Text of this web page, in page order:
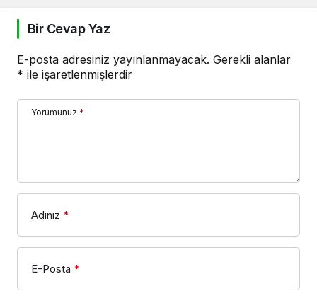
Bir Cevap Yaz
E-posta adresiniz yayınlanmayacak. Gerekli alanlar
* ile işaretlenmişlerdir
Yorumunuz *
Adınız *
E-Posta *